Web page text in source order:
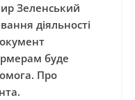
Зеленський
діяльності
буде
Про